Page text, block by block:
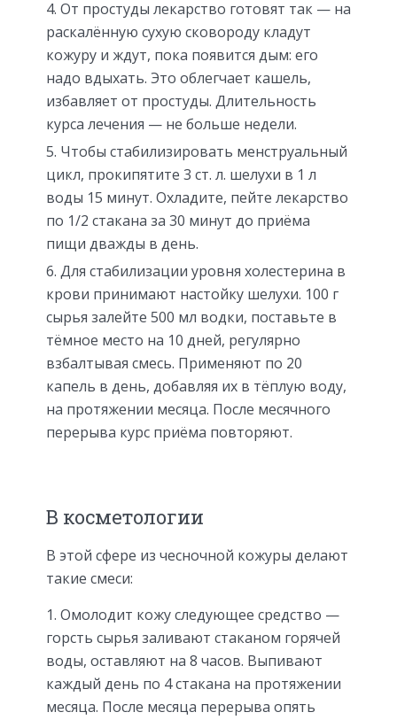
От простуды лекарство готовят так — на
раскалённую сухую сковороду кладут
кожуру и ждут, пока появится дым: его
надо вдыхать. Это облегчает кашель,
избавляет от простуды. Длительность
курса лечения — не больше недели.
Чтобы стабилизировать менструальный
цикл, прокипятите 3 ст. л. шелухи в 1 л
воды 15 минут. Охладите, пейте лекарство
по 1/2 стакана за 30 минут до приёма
пищи дважды в день.
Для стабилизации уровня холестерина в
крови принимают настойку шелухи. 100 г
сырья залейте 500 мл водки, поставьте в
тёмное место на 10 дней, регулярно
взбалтывая смесь. Применяют по 20
капель в день, добавляя их в тёплую воду,
на протяжении месяца. После месячного
перерыва курс приёма повторяют.
В косметологии
В этой сфере из чесночной кожуры делают
такие смеси:
Омолодит кожу следующее средство —
горсть сырья заливают стаканом горячей
воды, оставляют на 8 часов. Выпивают
каждый день по 4 стакана на протяжении
месяца. После месяца перерыва опять